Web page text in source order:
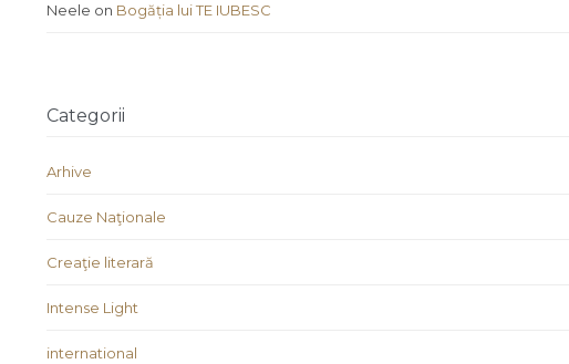
Neele on Bogăția lui TE IUBESC
Categorii
Arhive
Cauze Naţionale
Creaţie literară
Intense Light
international